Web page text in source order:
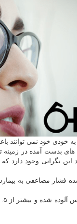
به خودی خود نمی توانند
بدست آمده در زمینه
نگرانی وجود دارد که
فشار مضاعفی به